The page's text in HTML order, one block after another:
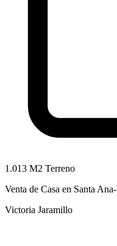
1.013 M2 Terreno
Venta de Casa en Santa
Victoria Jaramillo